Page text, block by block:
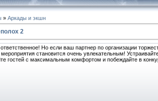
» Аркады и экшн
2
Но если ваш партнер по организации
мероприятия становится очень увлекательным!
гостей с максимальным комфортом и побеждайте в